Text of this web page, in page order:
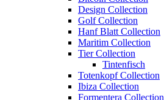
Design Collection
Golf Collection
Hanf Blatt Collection
Maritim Collection
Tier Collection
Tintenfisch
Totenkopf Collection
Ibiza Collection
Formentera Collection